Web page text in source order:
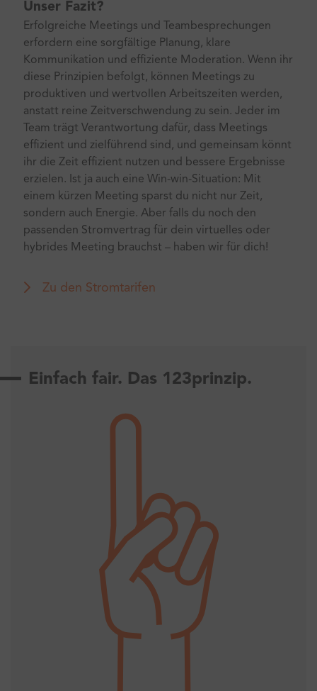
Unser Fazit?
Erfolgreiche Meetings und Teambesprechungen
erfordern eine sorgfältige Planung, klare
Kommunikation und effiziente Moderation. Wenn ihr
diese Prinzipien befolgt, können Meetings zu
produktiven und wertvollen Arbeitszeiten werden,
anstatt reine Zeitverschwendung zu sein. Jeder im
Team trägt Verantwortung dafür, dass Meetings
effizient und zielführend sind, und gemeinsam könnt
ihr die Zeit effizient nutzen und bessere Ergebnisse
erzielen. Ist ja auch eine Win-win-Situation: Mit
einem kürzen Meeting sparst du nicht nur Zeit,
sondern auch Energie. Aber falls du noch den
passenden Stromvertrag für dein virtuelles oder
hybrides Meeting brauchst – haben wir für dich!
Zu den Stromtarifen
Einfach fair. Das 123prinzip.